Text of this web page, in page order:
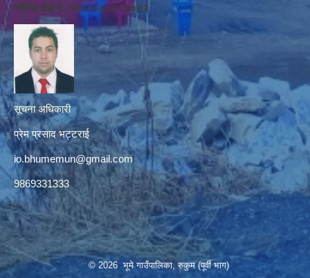
नोटिस बोर्ड नं. १६१८०८८४१३०७२
सूचना अधिकारी
प्रेम प्रसाद भट्टराई
io.bhumemun@gmail.com
9869331333
© 2026 भूमे गाउँपालिका, रुकुम (पूर्वी भाग)